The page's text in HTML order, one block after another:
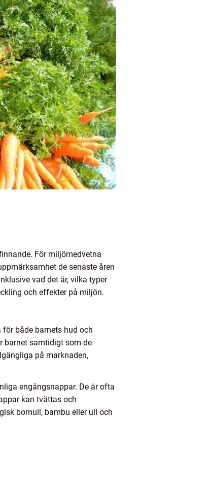
För miljömedvetna
de senaste åren
vad det är, vilka typer
och effekter på miljön.
både barnets hud och
barnet samtidigt som de
på marknaden,
engångsnappar. De är ofta
kan tvättas och
bomull, bambu eller ull och